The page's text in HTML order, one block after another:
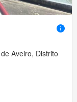
Aveiro, Distrito